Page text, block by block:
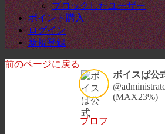
ブロックしたユーザー
ポイント購入
ログイン
新規登録
前のページに戻る
プロフ
ボイスぱ公
(MAX23%)